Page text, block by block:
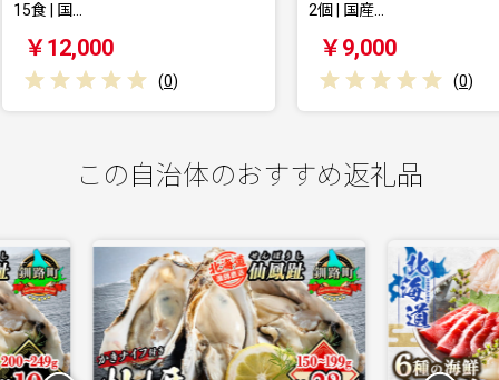
この自治体のおすすめ返礼品